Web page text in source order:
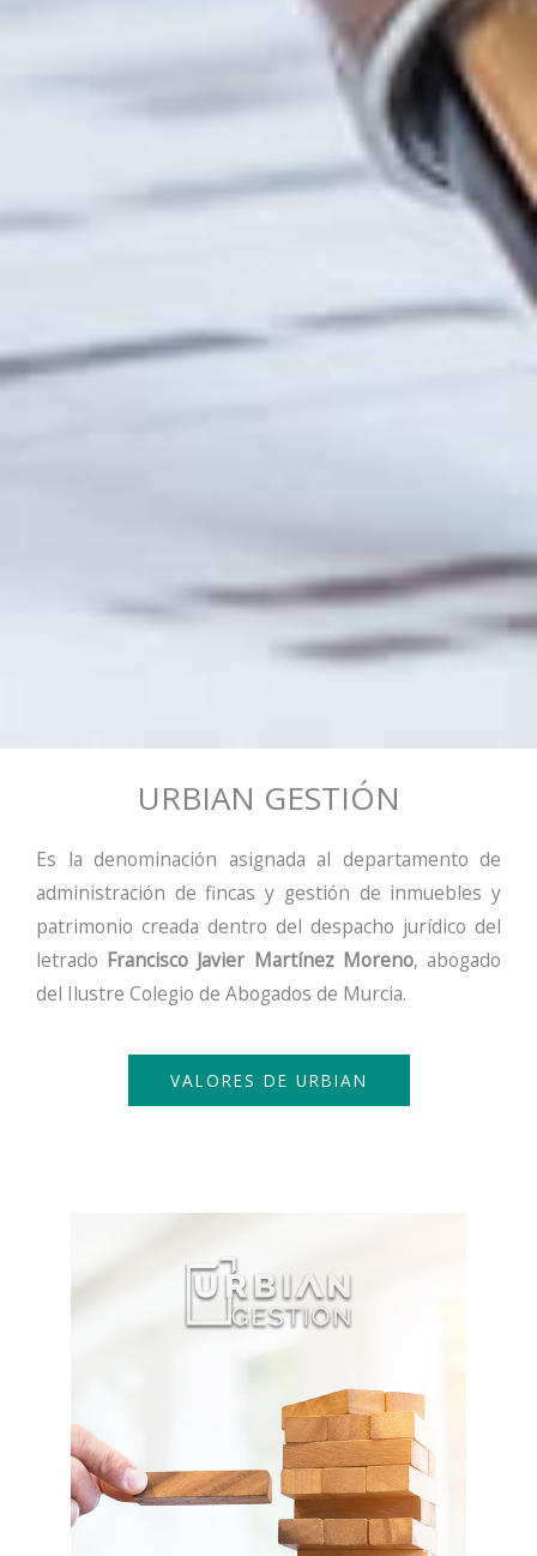
URBIAN GESTIÓN
Es la denominación asignada al departamento de
administración de fincas y gestión de inmuebles y
patrimonio creada dentro del despacho jurídico del
letrado Francisco Javier Martínez Moreno, abogado
del Ilustre Colegio de Abogados de Murcia.
VALORES DE URBIAN